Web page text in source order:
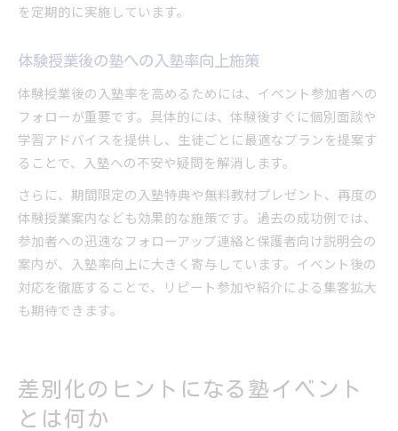
を定期的に実施しています。
体験授業後の塾への入塾率向上施策
体験授業後の入塾率を高めるためには、イベント参加者への
フォローが重要です。具体的には、体験後すぐに個別面談や
学習アドバイスを提供し、生徒ごとに最適なプランを提案す
ることで、入塾への不安や疑問を解消します。
さらに、期間限定の入塾特典や無料教材プレゼント、再度の
体験授業案内なども効果的な施策です。過去の成功例では、
参加者への迅速なフォローアップ連絡と保護者向け説明会の
案内が、入塾率向上に大きく寄与しています。イベント後の
対応を徹底することで、リピート参加や紹介による集客拡大
も期待できます。
差別化のヒントになる塾イベント
とは何か